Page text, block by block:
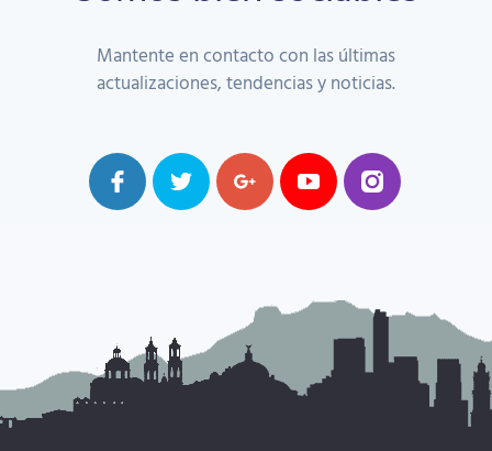
Mantente en contacto con las últimas
actualizaciones, tendencias y noticias.